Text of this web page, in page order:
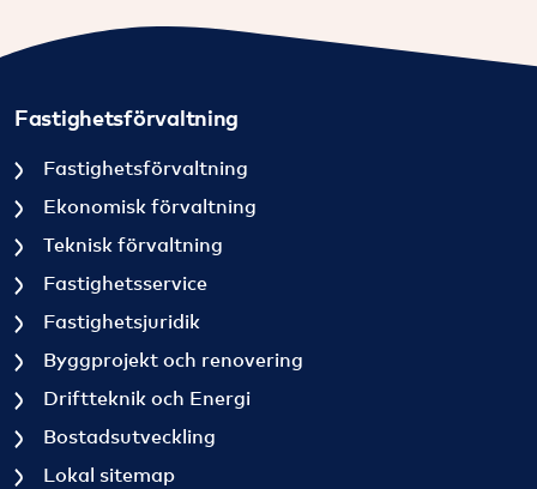
Fastighetsförvaltning
Fastighetsförvaltning
Ekonomisk förvaltning
Teknisk förvaltning
Fastighetsservice
Fastighetsjuridik
Byggprojekt och renovering
Driftteknik och Energi
Bostadsutveckling
Lokal sitemap